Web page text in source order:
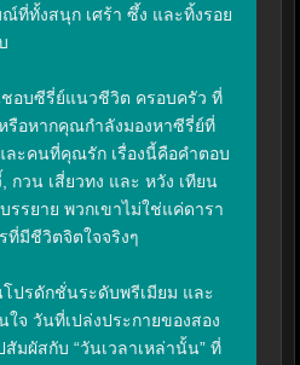
ที่ทั้งสนุก เศร้า ซึ้ง และทิ้งรอย
อบซีรี่ย์แนวชีวิต ครอบครัว ที่
รือหากคุณกำลังมองหาซีรี่ย์ที่
ะคนที่คุณรัก เรื่องนี้คือคำตอบ
กวน เสี่ยวทง และ หวัง เทียน
รรยาย พวกเขาไม่ใช่แค่ดารา
มีชีวิตจิตใจจริงๆ
ปรดักชั่นระดับพรีเมียม และ
ใจ วันที่เปล่งประกายของสอง
มผัสกับ “วันเวลาเหล่านั้น” ที่